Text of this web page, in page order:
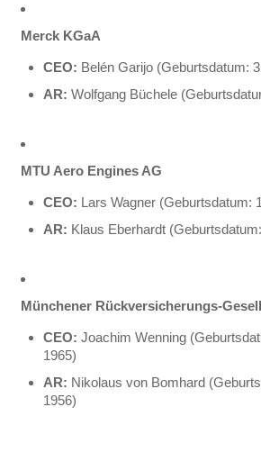
Merck KGaA
CEO: Belén Garijo (Geburtsdatum:
AR: Wolfgang Büchele
MTU Aero Engines AG
CEO: Lars Wagner (Geburtsdatum:
AR: Klaus Eberhardt
Münchener Rückversicherungs-
CEO: Joachim Wenning
1965)
AR: Nikolaus von Bomhard
1956)